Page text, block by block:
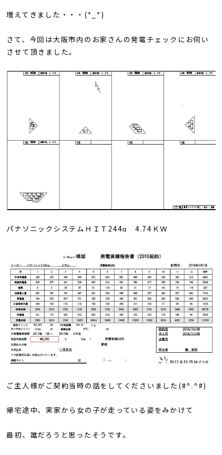
増えてきました・・・(*_*)
さて、今回は大阪市内のお家さんの発電チェックにお伺い
させて頂きました。
パナソニックシステムＨＩＴ244α 4.74ＫＷ
ご主人様がご契約当時の話をしてくださいました(#^.^#)
帰宅途中、実家から女の子が走っている姿をみかけて
最初、誰だろうと思ったそうです。